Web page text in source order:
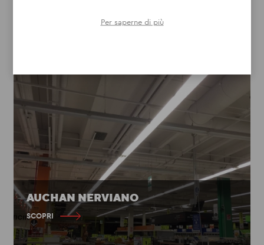
AUCHAN NERVIANO
SCOPRI
Per saperne di più